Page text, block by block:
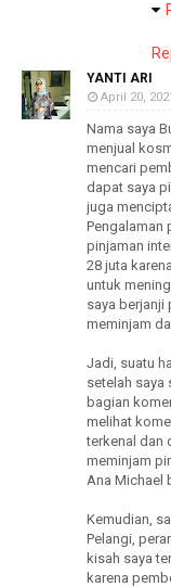
YANTI ARI
April 20,
Nama saya
menjual
mencari
dapat saya
juga
Pengalaman
pinjaman
28 juta
untuk
saya berjanji
meminjam
Jadi, suatu
setelah saya
bagian
melihat
terkenal dan
meminjam
Ana Michael
Kemudian,
Pelangi,
kisah saya
karena